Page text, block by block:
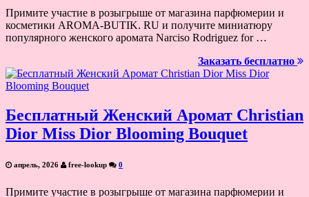
Примите участие в розыгрыше от магазина парфюмерии и
косметики AROMA-BUTIK. RU и получите миниатюру
популярного женского аромата Narciso Rodriguez for …
Заказать бесплатно
Бесплатный Женский Аромат Christian
Dior Miss Dior Blooming Bouquet
апрель, 2026 free-lookup 0
Примите участие в розыгрыше от магазина парфюмерии и